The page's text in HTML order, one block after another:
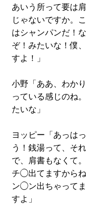
あいう所って要は
じゃないですか。
はシャンパンだ！
ぞ！みたいな！僕
すよ！」
小野「ああ、わか
っている感じのね
たいな」
ヨッピー「あっは
う！銭湯って、そ
で、肩書もなくて
チ◯出てますから
ン◯ン出ちゃって
すよ」